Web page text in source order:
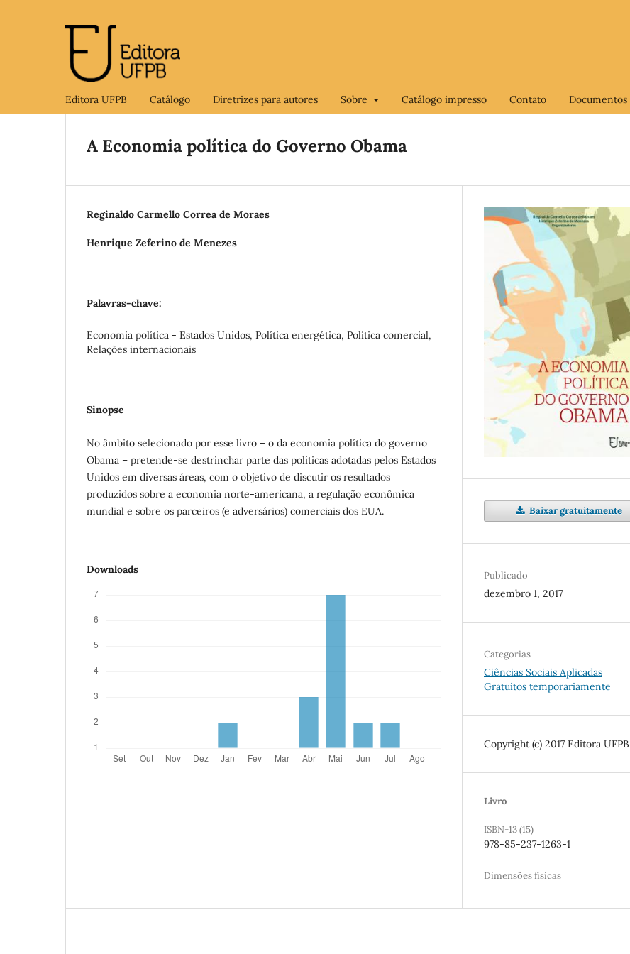
Editora UFPB Catálogo Diretrizes para autores Sobre Catálogo impresso Contato Documentos
A Economia política do Governo Obama
Reginaldo Carmello Correa de Moraes
Henrique Zeferino de Menezes
Palavras-chave:
Economia política - Estados Unidos, Política energética, Política comercial,
Relações internacionais
Sinopse
No âmbito selecionado por esse livro – o da economia política do governo
Obama – pretende-se destrinchar parte das políticas adotadas pelos Estados
Unidos em diversas áreas, com o objetivo de discutir os resultados
produzidos sobre a economia norte-americana, a regulação econômica
mundial e sobre os parceiros (e adversários) comerciais dos EUA.
Downloads
Baixar gratuitamente
Publicado
dezembro 1, 2017
Categorias
Ciências Sociais Aplicadas
Gratuitos temporariamente
Copyright (c) 2017 Editora UFPB
Livro
ISBN-13 (15)
978-85-237-1263-1
Dimensões físicas